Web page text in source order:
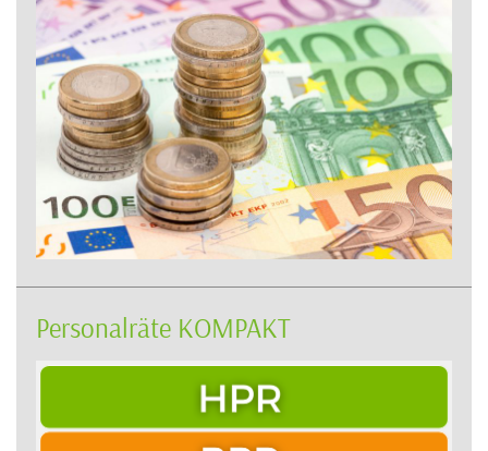
Personalräte KOMPAKT